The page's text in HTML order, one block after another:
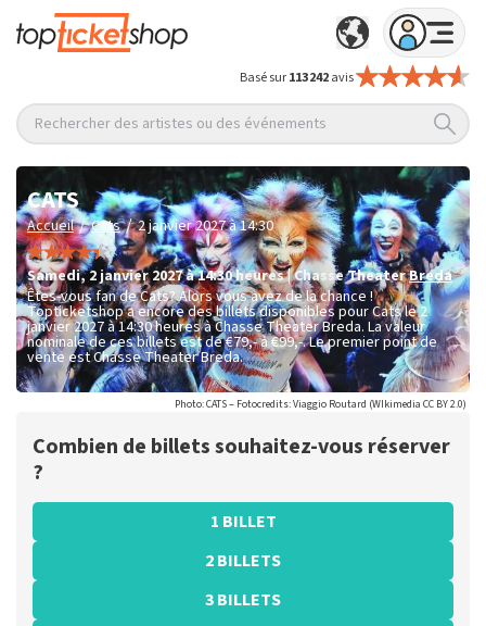
Basé sur113 242avis
Rechercher des artistes ou des événements
CATS
Accueil / Cats / 2 janvier 2027 à 14:30
samedi,2 janvier 2027 à 14:30heures|Chasse TheaterBreda
Êtes-vous fan de Cats? Alors vous avez de la chance !
Topticketshop a encore des billets disponibles pour Cats le 2
janvier 2027 à 14:30 heures à Chasse Theater Breda. La valeur
nominale de ces billets est de€79,- à €99,-. Le premier point de
vente est Chasse Theater Breda.
Photo: CATS – Fotocredits: Viaggio Routard (WIkimedia CC BY 2.0)
Combien de billets souhaitez-vous réserver
?
1 BILLET
2 BILLETS
3 BILLETS